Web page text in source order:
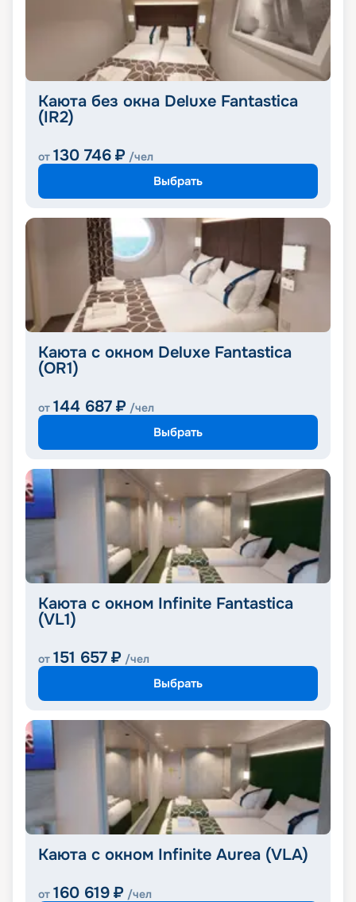
Каюта без окна Deluxe Fantastica
(IR2)
от 130 746 ₽ /чел
Выбрать
Каюта с окном Deluxe Fantastica
(OR1)
от 144 687 ₽ /чел
Выбрать
Каюта с окном Infinite Fantastica
(VL1)
от 151 657 ₽ /чел
Выбрать
Каюта с окном Infinite Aurea (VLA)
от 160 619 ₽ /чел